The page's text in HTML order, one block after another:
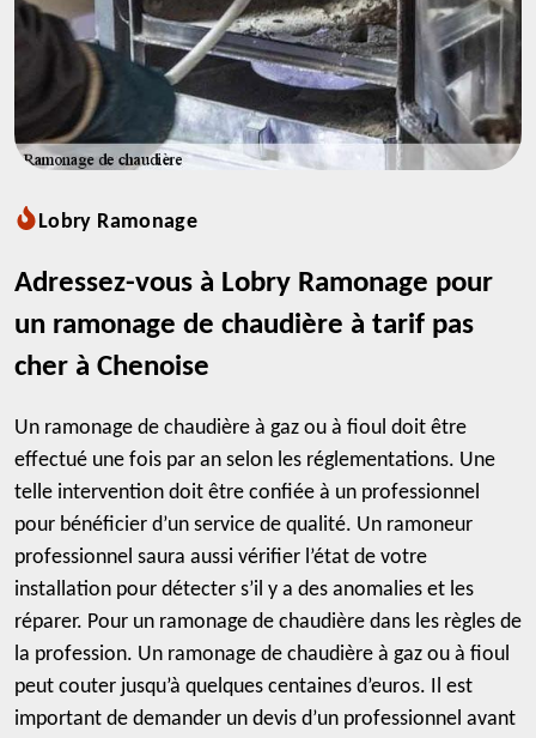
Lobry Ramonage
Adressez-vous à Lobry Ramonage pour
un ramonage de chaudière à tarif pas
cher à Chenoise
Un ramonage de chaudière à gaz ou à fioul doit être
effectué une fois par an selon les réglementations. Une
telle intervention doit être confiée à un professionnel
pour bénéficier d’un service de qualité. Un ramoneur
professionnel saura aussi vérifier l’état de votre
installation pour détecter s’il y a des anomalies et les
réparer. Pour un ramonage de chaudière dans les règles de
la profession. Un ramonage de chaudière à gaz ou à fioul
peut couter jusqu’à quelques centaines d’euros. Il est
important de demander un devis d’un professionnel avant